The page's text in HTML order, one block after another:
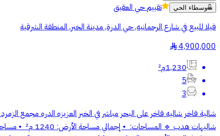
وسطاء الحي
تقييمحي العقيق
فيلا للبيع في شارع الرحمانيه, حي الدرة, مدينة الخبر, المنطقة الشرقية
4,900,000
§
1,230م²
5
3